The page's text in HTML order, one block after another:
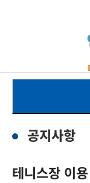
공지사항
테니스장 이